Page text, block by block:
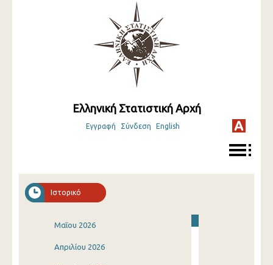
Ελληνική Στατιστική Αρχή
Εγγραφή Σύνδεση English
Ιστορικό
Μαΐου 2026
Απριλίου 2026